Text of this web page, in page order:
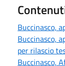
Buccinasco,
Buccinasco,
per rilascio
Buccinasco,